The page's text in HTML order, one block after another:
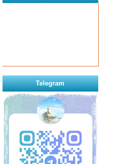
Telegram